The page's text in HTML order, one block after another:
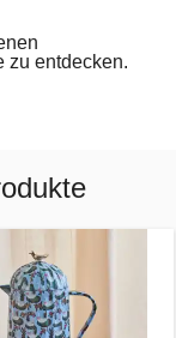
zu entdecken.